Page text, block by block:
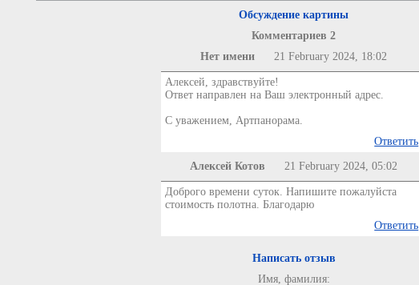
Обсуждение картины
Комментариев 2
Нет имени
21 February 2024, 18:02
Алексей, здравствуйте!
Ответ направлен на Ваш электронный адрес.
С уважением, Артпанорама.
Ответить
Алексей Котов 21 February 2024, 05:02
Доброго времени суток. Напишите пожалуйста
стоимость полотна. Благодарю
Ответить
Написать отзыв
Имя, фамилия: